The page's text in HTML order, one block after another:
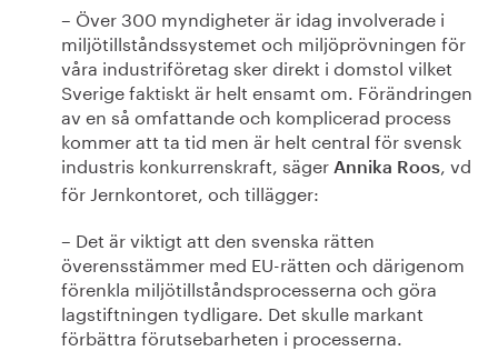
– Över 300 myndigheter är idag involverade i
miljötillståndssystemet och miljöprövningen för
våra industriföretag sker direkt i domstol vilket
Sverige faktiskt är helt ensamt om. Förändringen
av en så omfattande och komplicerad process
kommer att ta tid men är helt central för svensk
industris konkurrenskraft, säger Annika Roos, vd
för Jernkontoret, och tillägger:
– Det är viktigt att den svenska rätten
överensstämmer med EU-rätten och därigenom
förenkla miljötillståndsprocesserna och göra
lagstiftningen tydligare. Det skulle markant
förbättra förutsebarheten i processerna.